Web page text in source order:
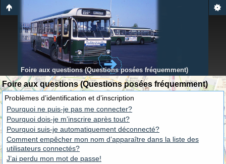
Foire aux questions (Questions posées fréquemment)
Foire aux questions (Questions posées fréquemment)
Problèmes d’identification et d’inscription
Pourquoi ne puis-je pas me connecter?
Pourquoi dois-je m’inscrire après tout?
Pourquoi suis-je automatiquement déconnecté?
Comment empêcher mon nom d’apparaître dans la liste des
utilisateurs connectés?
J’ai perdu mon mot de passe!